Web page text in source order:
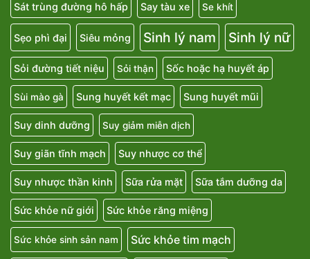
Sát trùng đường hô hấp Say tàu xe Se khít
Sẹo phì đại Siêu mỏng Sinh lý nam Sinh lý nữ
Sỏi đường tiết niệu Sỏi thận Sốc hoặc hạ huyết áp
Sùi mào gà Sung huyết kết mạc Sung huyết mũi
Suy dinh dưỡng Suy giảm miễn dịch
Suy giãn tĩnh mạch Suy nhược cơ thể
Suy nhược thần kinh Sữa rửa mặt Sữa tắm dưỡng da
Sức khỏe nữ giới Sức khỏe răng miệng
Sức khỏe sinh sản nam Sức khỏe tim mạch